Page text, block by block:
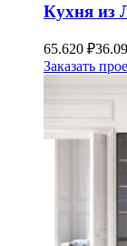
Кухня из
65.620 ₽
Заказать